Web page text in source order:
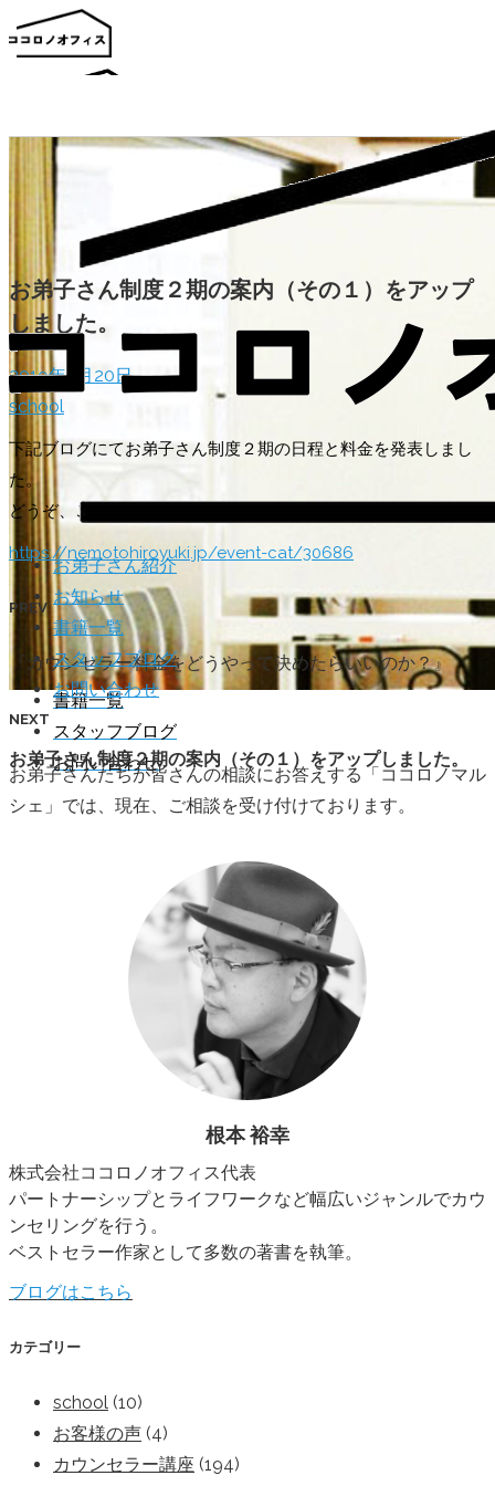
お弟子さん紹介
お知らせ
書籍一覧
スタッフブログ
お問い合わせ
お弟子さん紹介
お知らせ
書籍一覧
スタッフブログ
お問い合わせ
お弟子さん紹介
お知らせ
書籍一覧
スタッフブログ
お問い合わせ
お弟子さん制度２期の案内（その１）をアップしました。
お弟子さん制度２期の案内（その１）をアップ
しました。
2019年5月20日
school
下記ブログにてお弟子さん制度２期の日程と料金を発表しまし
た。
どうぞ、ご覧ください。
https://nemotohiroyuki.jp/event-cat/30686
PREV
『カウンセラー料金をどうやって決めたらいいのか？』
NEXT
お弟子さんたちが皆さんの相談にお答えする「ココロノマル
シェ」では、現在、ご相談を受け付けております。
根本 裕幸
株式会社ココロノオフィス代表
パートナーシップとライフワークなど幅広いジャンルでカウ
ンセリングを行う。
ベストセラー作家として多数の著書を執筆。
ブログはこちら
カテゴリー
school (10)
お客様の声 (4)
カウンセラー講座 (194)